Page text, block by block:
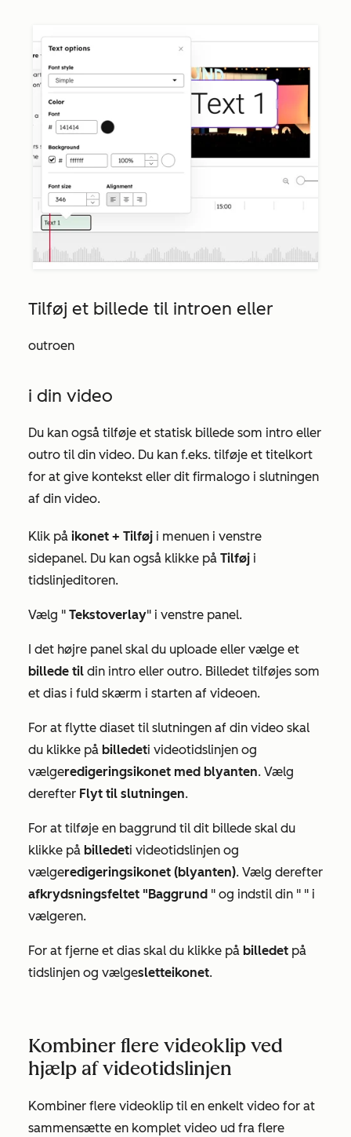
Tilføj et billede til introen eller
outroen
i din video
Du kan også tilføje et statisk billede som intro eller
outro til din video. Du kan f.eks. tilføje et titelkort
for at give kontekst eller dit firmalogo i slutningen
af din video.
Klik på ikonet + Tilføj i menuen i venstre
sidepanel. Du kan også klikke på Tilføj i
tidslinjeditoren.
Vælg " Tekstoverlay" i venstre panel.
I det højre panel skal du uploade eller vælge et
billede til din intro eller outro. Billedet tilføjes som
et dias i fuld skærm i starten af videoen.
For at flytte diaset til slutningen af din video skal
du klikke på billedeti videotidslinjen og
vælgeredigeringsikonet med blyanten. Vælg
derefter Flyt til slutningen.
For at tilføje en baggrund til dit billede skal du
klikke på billedeti videotidslinjen og
vælgeredigeringsikonet (blyanten). Vælg derefter
afkrydsningsfeltet "Baggrund " og indstil din " " i
vælgeren.
For at fjerne et dias skal du klikke på billedet på
tidslinjen og vælgesletteikonet.
Kombiner flere videoklip ved
hjælp af videotidslinjen
Kombiner flere videoklip til en enkelt video for at
sammensætte en komplet video ud fra flere